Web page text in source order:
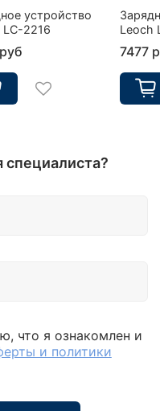
устройство
LC-2216
Leoch
7477
специалиста?
что я ознакомлен и
и политики